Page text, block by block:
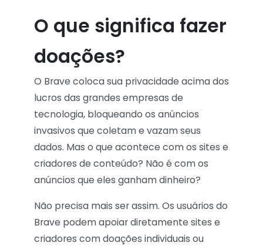
O que significa fazer
doações?
O Brave coloca sua privacidade acima dos
lucros das grandes empresas de
tecnologia, bloqueando os anúncios
invasivos que coletam e vazam seus
dados. Mas o que acontece com os sites e
criadores de conteúdo? Não é com os
anúncios que eles ganham dinheiro?
Não precisa mais ser assim. Os usuários do
Brave podem apoiar diretamente sites e
criadores com doações individuais ou